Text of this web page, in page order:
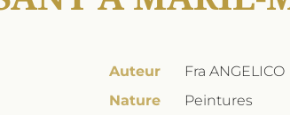
Auteur
Fra ANGELICO
Nature
Peintures